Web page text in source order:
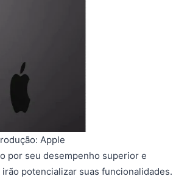
Apple
por seu desempenho superior e
potencializar suas funcionalidades.